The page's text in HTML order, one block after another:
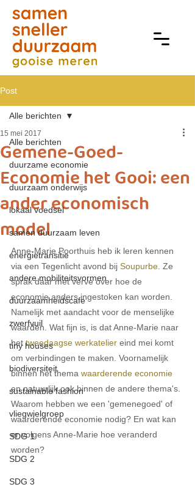
Post
Alle berichten
duurzame economie
duurzaam onderwijs
lokaal voedsel
samen duurzaam leven
energietransitie
andere mobiliteitsvormen
duurzaamheidscafe
zwerfvuil
tiny houses
biodiversiteit
sustainable fashion
vliegwielgroep
SDG 1
SDG 2
SDG 3
Alle berichten
Gemene-Goed-
Economie het Gooi: een
ander economisch
model
15 mei 2017
Anne-Marie Poorthuis heb ik leren kennen
via een Tegenlicht avond bij Soupurbe . Ze
sprak daar met verve over hoe de
economie anders ingestoken kan worden.
Namelijk met aandacht voor de menselijke
waarden. Wat fijn is, is dat Anne-Marie naar
het tweedaagse werkatelier eind mei komt
om verbindingen te maken. Voornamelijk
binnen het thema waarderende economie
en natuurlijk ook binnen de andere thema's.
Waarom hebben we een 'gemenegoed' of
waarderende economie nodig? En wat kan
er volgens Anne-Marie hoe veranderd
worden?